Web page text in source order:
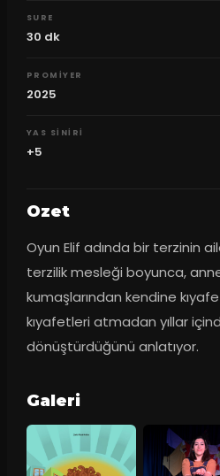
SURE
30 dk
PROMIYER
2025
YAS SINIRI
+5
Ozet
Oyun Elif adında bir terzinin
terzilik mesleği boyunca,
kumaşlarından kendine
kıyafetleri atmadan yıllar
dönüştürdüğünü anlatıyor.
Galeri